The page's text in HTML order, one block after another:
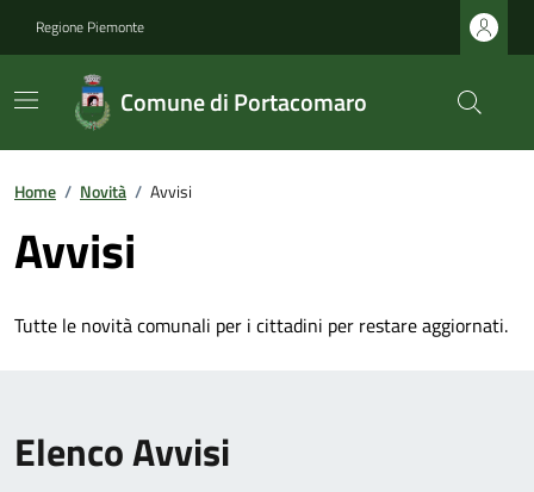
Regione Piemonte
Comune di Portacomaro
Home / Novità / Avvisi
Avvisi
Tutte le novità comunali per i cittadini per restare aggiornati.
Elenco Avvisi